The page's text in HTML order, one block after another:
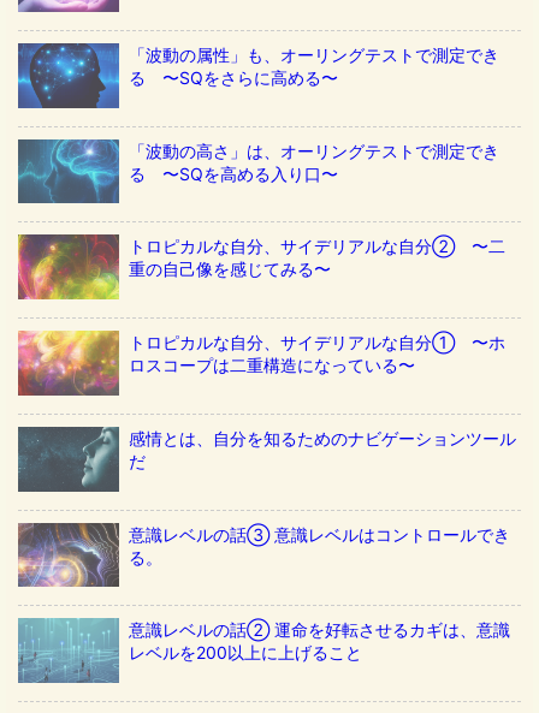
「波動の属性」も、オーリングテストで測定でき
る 〜SQをさらに高める〜
「波動の高さ」は、オーリングテストで測定でき
る 〜SQを高める入り口〜
トロピカルな自分、サイデリアルな自分② 〜二
重の自己像を感じてみる〜
トロピカルな自分、サイデリアルな自分① 〜ホ
ロスコープは二重構造になっている〜
感情とは、自分を知るためのナビゲーションツール
だ
意識レベルの話③ 意識レベルはコントロールでき
る。
意識レベルの話② 運命を好転させるカギは、意識
レベルを200以上に上げること